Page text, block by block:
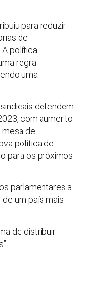
para reduzir
de
A política
regra
uma
defendem
com aumento
de
política de
para os próximos
parlamentares a
um país mais
de distribuir